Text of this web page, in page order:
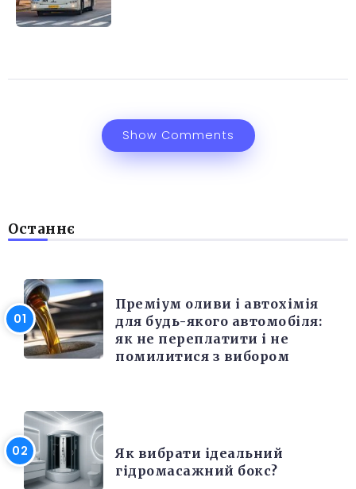
Show Comments
Останнє
Преміум оливи і автохімія
для будь-якого автомобіля:
як не переплатити і не
помилитися з вибором
Як вибрати ідеальний
гідромасажний бокс?